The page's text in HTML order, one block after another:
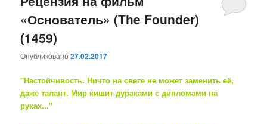
«Основатель» (The Founder)
(1459)
Опубликовано27.02.2017
"Настойчивость. Ничто на свете не может заменить её,
даже талант. Мир кишит дураками с дипломами на
руках..."